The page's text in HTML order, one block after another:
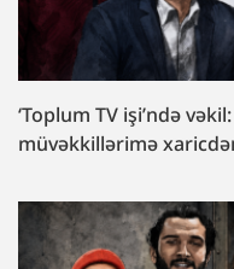
‘Toplum TV işi’ndə
müvəkkillərimə